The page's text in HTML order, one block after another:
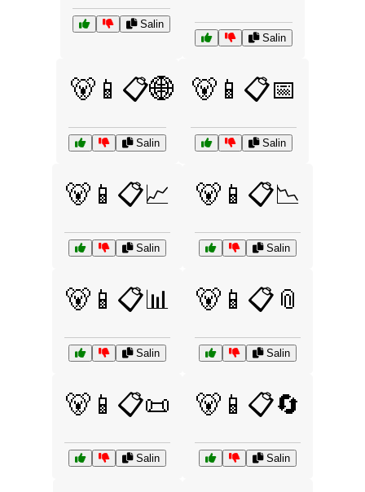
Salin
Salin
🐻📱📋🌐
Salin
🐻📱📋📅
Salin
🐻📱📋📈
Salin
🐻📱📋📉
Salin
🐻📱📋📊
Salin
🐻📱📋📎
Salin
🐻📱📋📜
Salin
🐻📱📋🔄
Salin